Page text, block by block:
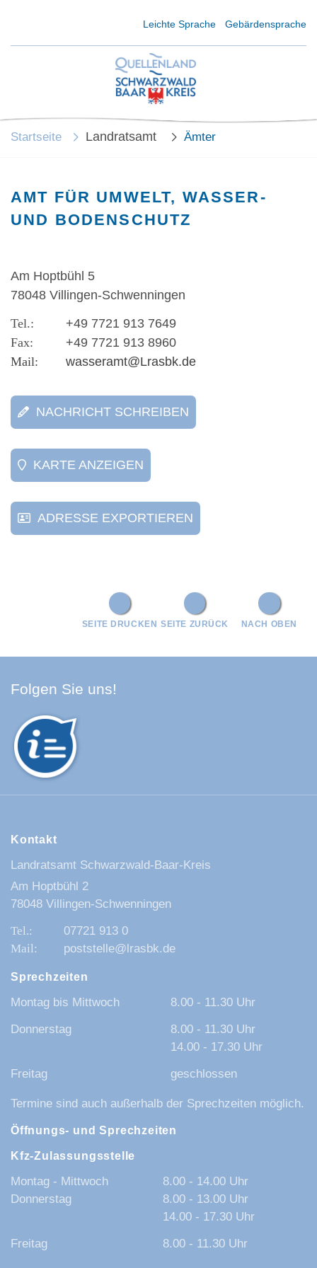
Leichte Sprache Gebärdensprache
Startseite Landratsamt Ämter
AMT FÜR UMWELT, WASSER-
UND BODENSCHUTZ
Am Hoptbühl 5
78048 Villingen-Schwenningen
+49 7721 913 7649
+49 7721 913 8960
wasseramt@Lrasbk.de
NACHRICHT SCHREIBEN
KARTE ANZEIGEN
ADRESSE EXPORTIEREN
NACH OBEN
SEITE ZURÜCK
SEITE DRUCKEN
Folgen Sie uns!
Kontakt
Landratsamt Schwarzwald-Baar-Kreis
Am Hoptbühl 2
78048 Villingen-Schwenningen
07721 913 0
poststelle@lrasbk.de
Sprechzeiten
Montag bis Mittwoch
8.00 - 11.30 Uhr
Donnerstag
8.00 - 11.30 Uhr
14.00 - 17.30 Uhr
Freitag
geschlossen
Termine sind auch außerhalb der Sprechzeiten möglich.
Öffnungs- und Sprechzeiten
Kfz-Zulassungsstelle
Montag - Mittwoch
8.00 - 14.00 Uhr
Donnerstag
8.00 - 13.00 Uhr
14.00 - 17.30 Uhr
Freitag
8.00 - 11.30 Uhr